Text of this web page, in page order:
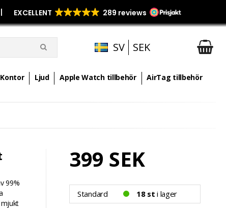
|
SV SEK
Kontor Ljud Apple Watch tillbehör AirTag tillbehör
99%
399 SEK
Standard 18 st i lager